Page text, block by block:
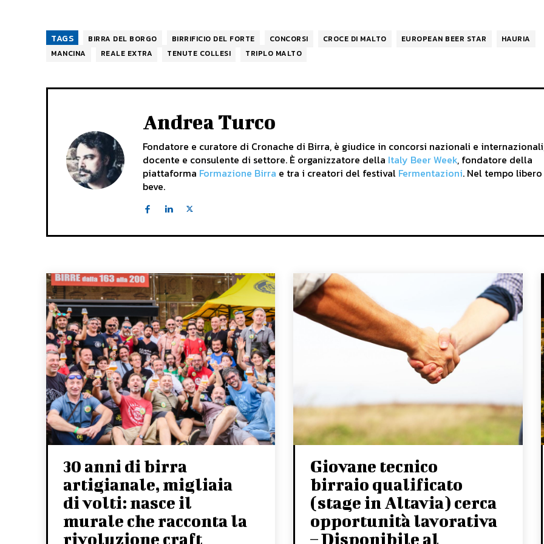
TAGS BIRRA DEL BORGO BIRRIFICIO DEL FORTE CONCORSI CROCE DI MALTO EUROPEAN BEER STAR
HAURIA
MANCINA
REALE EXTRA TENUTE COLLESI TRIPLO MALTO
Andrea Turco
Fondatore e curatore di Cronache di Birra, è giudice in concorsi nazionali e
docente e consulente di settore. È organizzatore della Italy Beer Week, fondatore della
piattaforma Formazione Birra e tra i creatori del festival Fermentazioni. Nel tempo libero
beve.
30 anni di birra
artigianale, migliaia
di volti: nasce il
murale che racconta la
rivoluzione craft
Giovane tecnico
birraio qualificato
(stage in Altavia) cerca
opportunità lavorativa
– Disponibile al